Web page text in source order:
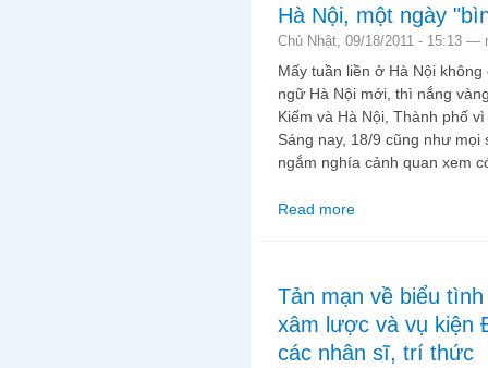
Hà Nội, một ngày
Chủ Nhật, 09/18/2011 - 15:13 —
Mấy tuần liền ở Hà Nội
ngữ Hà Nội mới, thì nắng
Kiếm và Hà Nội, Thành phố
Sáng nay, 18/9 cũng như
ngắm nghía cảnh quan xem
Read more
Tản mạn về biểu
xâm lược và vụ kiện
các nhân sĩ, trí thức